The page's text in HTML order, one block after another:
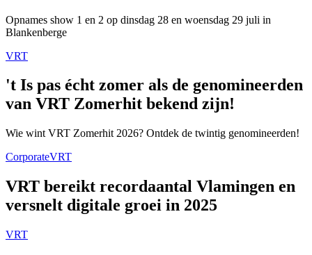
Opnames show 1 en 2 op dinsdag 28 en woensdag 29 juli in
Blankenberge
VRT
't Is pas écht zomer als de genomineerden
van VRT Zomerhit bekend zijn!
Wie wint VRT Zomerhit 2026? Ontdek de twintig genomineerden!
CorporateVRT
VRT bereikt recordaantal Vlamingen en
versnelt digitale groei in 2025
VRT